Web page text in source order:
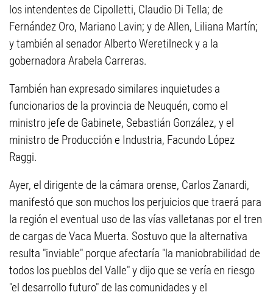
los intendentes de Cipolletti, Claudio Di Tella; de
Fernández Oro, Mariano Lavin; y de Allen, Liliana Martín;
y también al senador Alberto Weretilneck y a la
gobernadora Arabela Carreras.
También han expresado similares inquietudes a
funcionarios de la provincia de Neuquén, como el
ministro jefe de Gabinete, Sebastián González, y el
ministro de Producción e Industria, Facundo López
Raggi.
Ayer, el dirigente de la cámara orense, Carlos Zanardi,
manifestó que son muchos los perjuicios que traerá para
la región el eventual uso de las vías valletanas por el tren
de cargas de Vaca Muerta. Sostuvo que la alternativa
resulta "inviable" porque afectaría "la maniobrabilidad de
todos los pueblos del Valle" y dijo que se vería en riesgo
"el desarrollo futuro" de las comunidades y el